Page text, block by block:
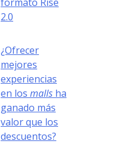
2.0
¿Ofrecer
mejores
experiencias
en los malls ha
ganado más
valor que los
descuentos?